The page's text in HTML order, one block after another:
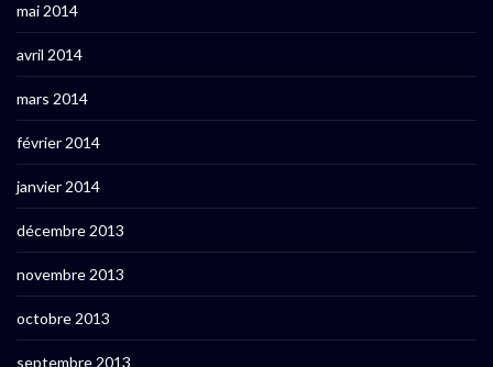
mai 2014
avril 2014
mars 2014
février 2014
janvier 2014
décembre 2013
novembre 2013
octobre 2013
septembre 2013